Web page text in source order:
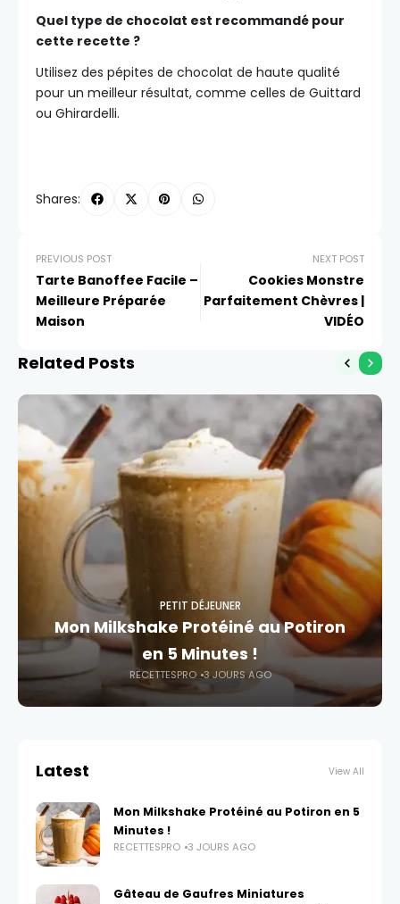
Quel type de chocolat est recommandé pour
cette recette ?
Utilisez des pépites de chocolat de haute qualité
pour un meilleur résultat, comme celles de Guittard
ou Ghirardelli.
Shares:
PREVIOUS POST
Tarte Banoffee Facile –
Meilleure Préparée
Maison
NEXT POST
Cookies Monstre
Parfaitement Chèvres |
VIDÉO
Related Posts
PETIT DÉJEUNER
Mon Milkshake Protéiné au Potiron
en 5 Minutes !
RECETTESPRO 3 JOURS AGO
Latest View All
Mon Milkshake Protéiné au Potiron en 5
Minutes !
RECETTESPRO 3 JOURS AGO
Gâteau de Gaufres Miniatures